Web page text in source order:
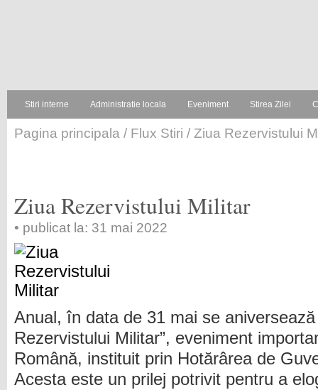
Stiri interne Administratie locala Eveniment Stirea Zilei
Pagina principala / Flux Stiri / Ziua Rezervistului
Ziua Rezervistului Militar
• publicat la: 31 mai 2022
Anual, în data de 31 mai se
Rezervistului Militar”, eveniment
Română, instituit prin Hotărârea de
Acesta este un prilej potrivit pentru a